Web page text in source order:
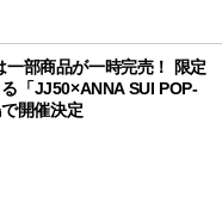
一部商品が一時完売！ 限定
「JJ50×ANNA SUI POP-
開催決定